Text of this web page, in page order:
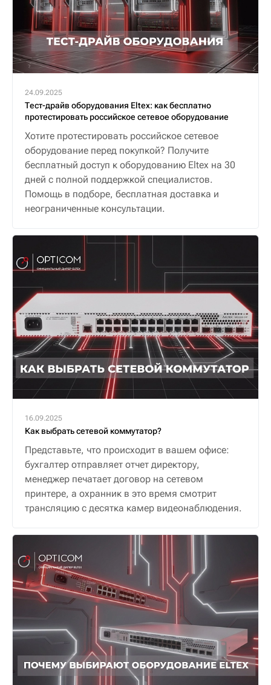
24.09.2025
Тест-драйв оборудования Eltex: как бесплатно
протестировать российское сетевое оборудование
Хотите протестировать российское сетевое
оборудование перед покупкой? Получите
бесплатный доступ к оборудованию Eltex на 30
дней с полной поддержкой специалистов.
Помощь в подборе, бесплатная доставка и
неограниченные консультации.
16.09.2025
Как выбрать сетевой коммутатор?
Представьте, что происходит в вашем офисе:
бухгалтер отправляет отчет директору,
менеджер печатает договор на сетевом
принтере, а охранник в это время смотрит
трансляцию с десятка камер видеонаблюдения.